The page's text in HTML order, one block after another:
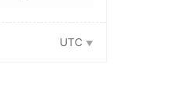
UTC